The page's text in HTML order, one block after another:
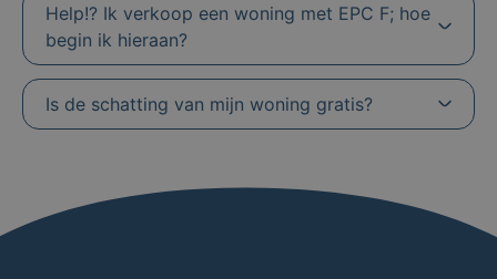
Help!? Ik verkoop een woning met EPC F; hoe
begin ik hieraan?
Is de schatting van mijn woning gratis?